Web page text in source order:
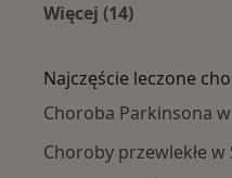
Więcej (14)
Najczęście leczone
Choroba Parkinsona
Choroby przewlekłe w